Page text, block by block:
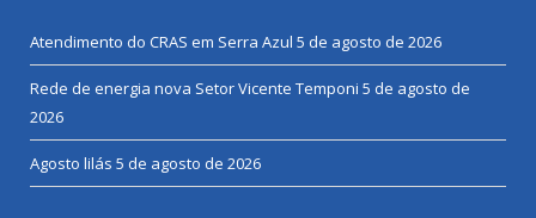
Atendimento do CRAS em Serra Azul 5 de agosto de 2026
Rede de energia nova Setor Vicente Temponi 5 de agosto de
2026
Agosto lilás 5 de agosto de 2026